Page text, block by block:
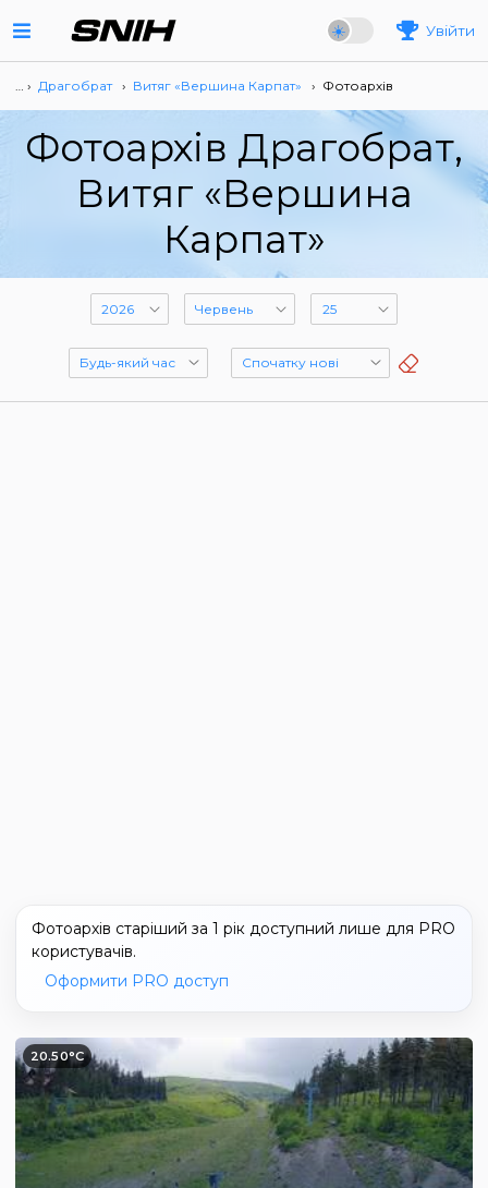
Увійти
… › Драгобрат › Витяг «Вершина Карпат» › Фотоархів
Фотоархів Драгобрат,
Витяг «Вершина
Карпат»
Фотоархів старіший за 1 рік доступний лише для PRO
користувачів.
Оформити PRO доступ
20.50°C